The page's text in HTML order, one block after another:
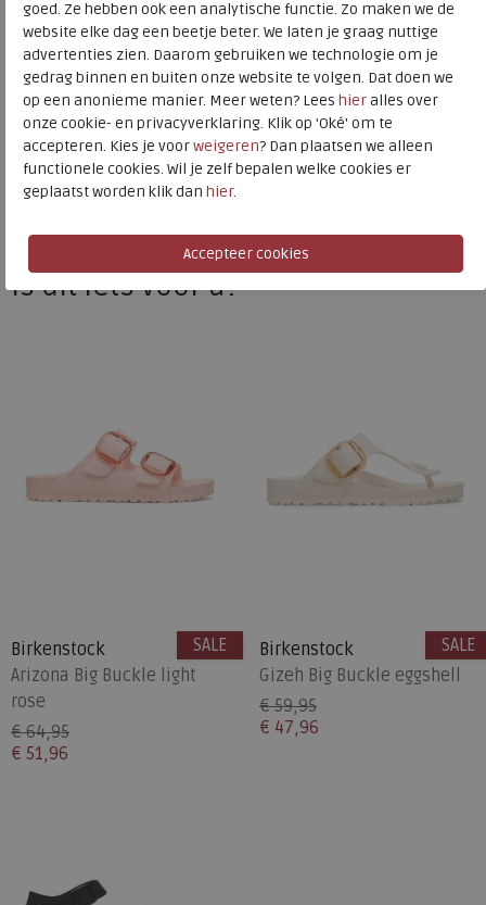
Birkenstock
Toon alles vanBirkenstock
Naar alleslippers
Naar alleBirkenstock slippers
Is dit iets voor u?
Birkenstock
Arizona Big Buckle light
rose
€ 64,95
€ 51,96
SALE
Birkenstock
Gizeh Big Buckle eggshell
€ 59,95
€ 47,96
SALE
goed. Ze hebben ook een analytische functie. Zo maken we de
website elke dag een beetje beter. We laten je graag nuttige
advertenties zien. Daarom gebruiken we technologie om je
gedrag binnen en buiten onze website te volgen. Dat doen we
op een anonieme manier. Meer weten? Lees hieralles over
onze cookie- en privacyverklaring. Klik op 'Oké' om te
accepteren. Kies je voorweigeren? Dan plaatsen we alleen
functionele cookies. Wil je zelf bepalen welke cookies er
geplaatst worden klik dan hier.